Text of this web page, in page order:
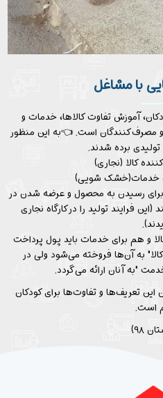
با مشاغل
آموزش تفاوت کالاها، خدمات و
مصرف‌کنندگان است. 👈به این منظور
تولیدی برده شدند.
کالا (نجاری)
خدمات(خشک شویی)
برای رسیدن به محصول و عرضه شدن در
فرایند تولید را در کارگاه نجاری
و هم برای خدمات باید پول پرداخت
به آن‌ها فروخته می‌شود ولی در
"به آنان ارائه می‌گردد.
تعریف‌ها و تفاوت‌ها برای کودکان
است.
۹۸)